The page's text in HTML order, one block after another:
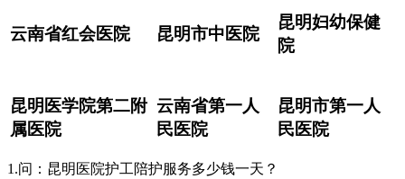
云南省红会医院 昆明市中医院
昆明妇幼保健
院
昆明医学院第二附
属医院
云南省第一人
民医院
昆明市第一人
民医院
1.问：昆明医院护工陪护服务多少钱一天？